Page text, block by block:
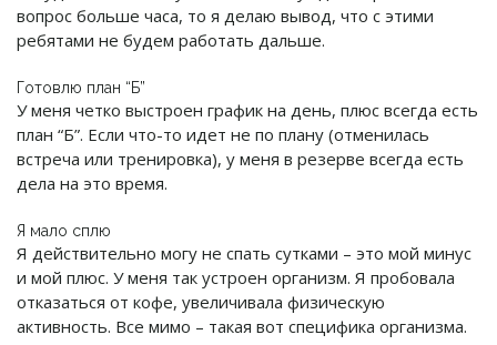
вопрос больше часа, то я делаю вывод, что с этими
ребятами не будем работать дальше.
Готовлю план “Б”
У меня четко выстроен график на день, плюс всегда есть
план “Б”. Если что-то идет не по плану (отменилась
встреча или тренировка), у меня в резерве всегда есть
дела на это время.
Я мало сплю
Я действительно могу не спать сутками – это мой минус
и мой плюс. У меня так устроен организм. Я пробовала
отказаться от кофе, увеличивала физическую
активность. Все мимо – такая вот специфика организма.